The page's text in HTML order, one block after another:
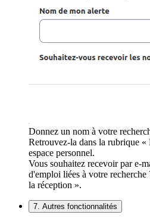
Donnez un nom à votre
Retrouvez-la dans la rubrique
espace personnel.
Vous souhaitez recevoir par e-
d'emploi liées à votre
la réception ».
7. Autres fonctionnalités